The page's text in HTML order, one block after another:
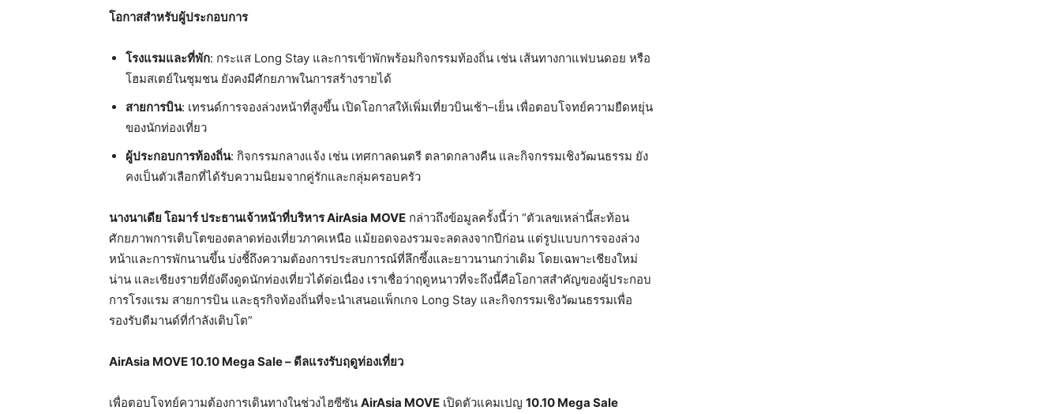
โอกาสสำหรับผู้ประกอบการ
โรงแรมและที่พัก: กระแส Long Stay และการเข้าพักพร้อมกิจกรรมท้องถิ่น เช่น เส้นทางกาแฟบนดอย หรือ
โฮมสเตย์ในชุมชน ยังคงมีศักยภาพในการสร้างรายได้
สายการบิน: เทรนด์การจองล่วงหน้าที่สูงขึ้น เปิดโอกาสให้เพิ่มเที่ยวบินเช้า–เย็น เพื่อตอบโจทย์ความยืดหยุ่น
ของนักท่องเที่ยว
ผู้ประกอบการท้องถิ่น: กิจกรรมกลางแจ้ง เช่น เทศกาลดนตรี ตลาดกลางคืน และกิจกรรมเชิงวัฒนธรรม ยัง
คงเป็นตัวเลือกที่ได้รับความนิยมจากคู่รักและกลุ่มครอบครัว
นางนาเดียโอมาร์ประธานเจ้าหน้าที่บริหารAirAsia MOVE กล่าวถึงข้อมูลครั้งนี้ว่า “ตัวเลขเหล่านี้สะท้อน
ศักยภาพการเติบโตของตลาดท่องเที่ยวภาคเหนือ แม้ยอดจองรวมจะลดลงจากปีก่อน แต่รูปแบบการจองล่วง
หน้าและการพักนานขึ้น บ่งชี้ถึงความต้องการประสบการณ์ที่ลึกซึ้งและยาวนานกว่าเดิม โดยเฉพาะเชียงใหม่
น่าน และเชียงรายที่ยังดึงดูดนักท่องเที่ยวได้ต่อเนื่อง เราเชื่อว่าฤดูหนาวที่จะถึงนี้คือโอกาสสำคัญของผู้ประกอบ
การโรงแรม สายการบิน และธุรกิจท้องถิ่นที่จะนำเสนอแพ็กเกจ Long Stay และกิจกรรมเชิงวัฒนธรรมเพื่อ
รองรับดีมานด์ที่กำลังเติบโต”
AirAsia MOVE 10.10 Mega Sale – ดีลแรงรับฤดูท่องเที่ยว
เพื่อตอบโจทย์ความต้องการเดินทางในช่วงไฮซีซัน AirAsia MOVE เปิดตัวแคมเปญ 10.10 Mega Sale